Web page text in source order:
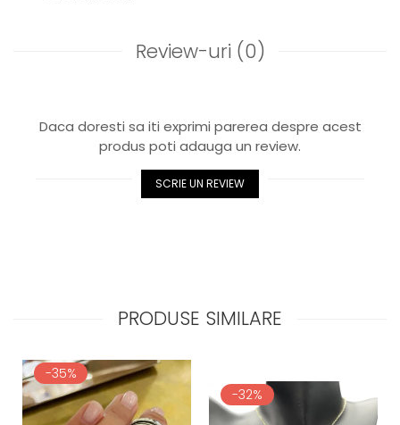
Review-uri (0)
Daca doresti sa iti exprimi parerea despre acest
produs poti adauga un review.
SCRIE UN REVIEW
PRODUSE SIMILARE
-35%
-32%